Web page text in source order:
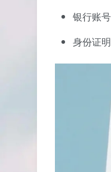
银行账
身份证